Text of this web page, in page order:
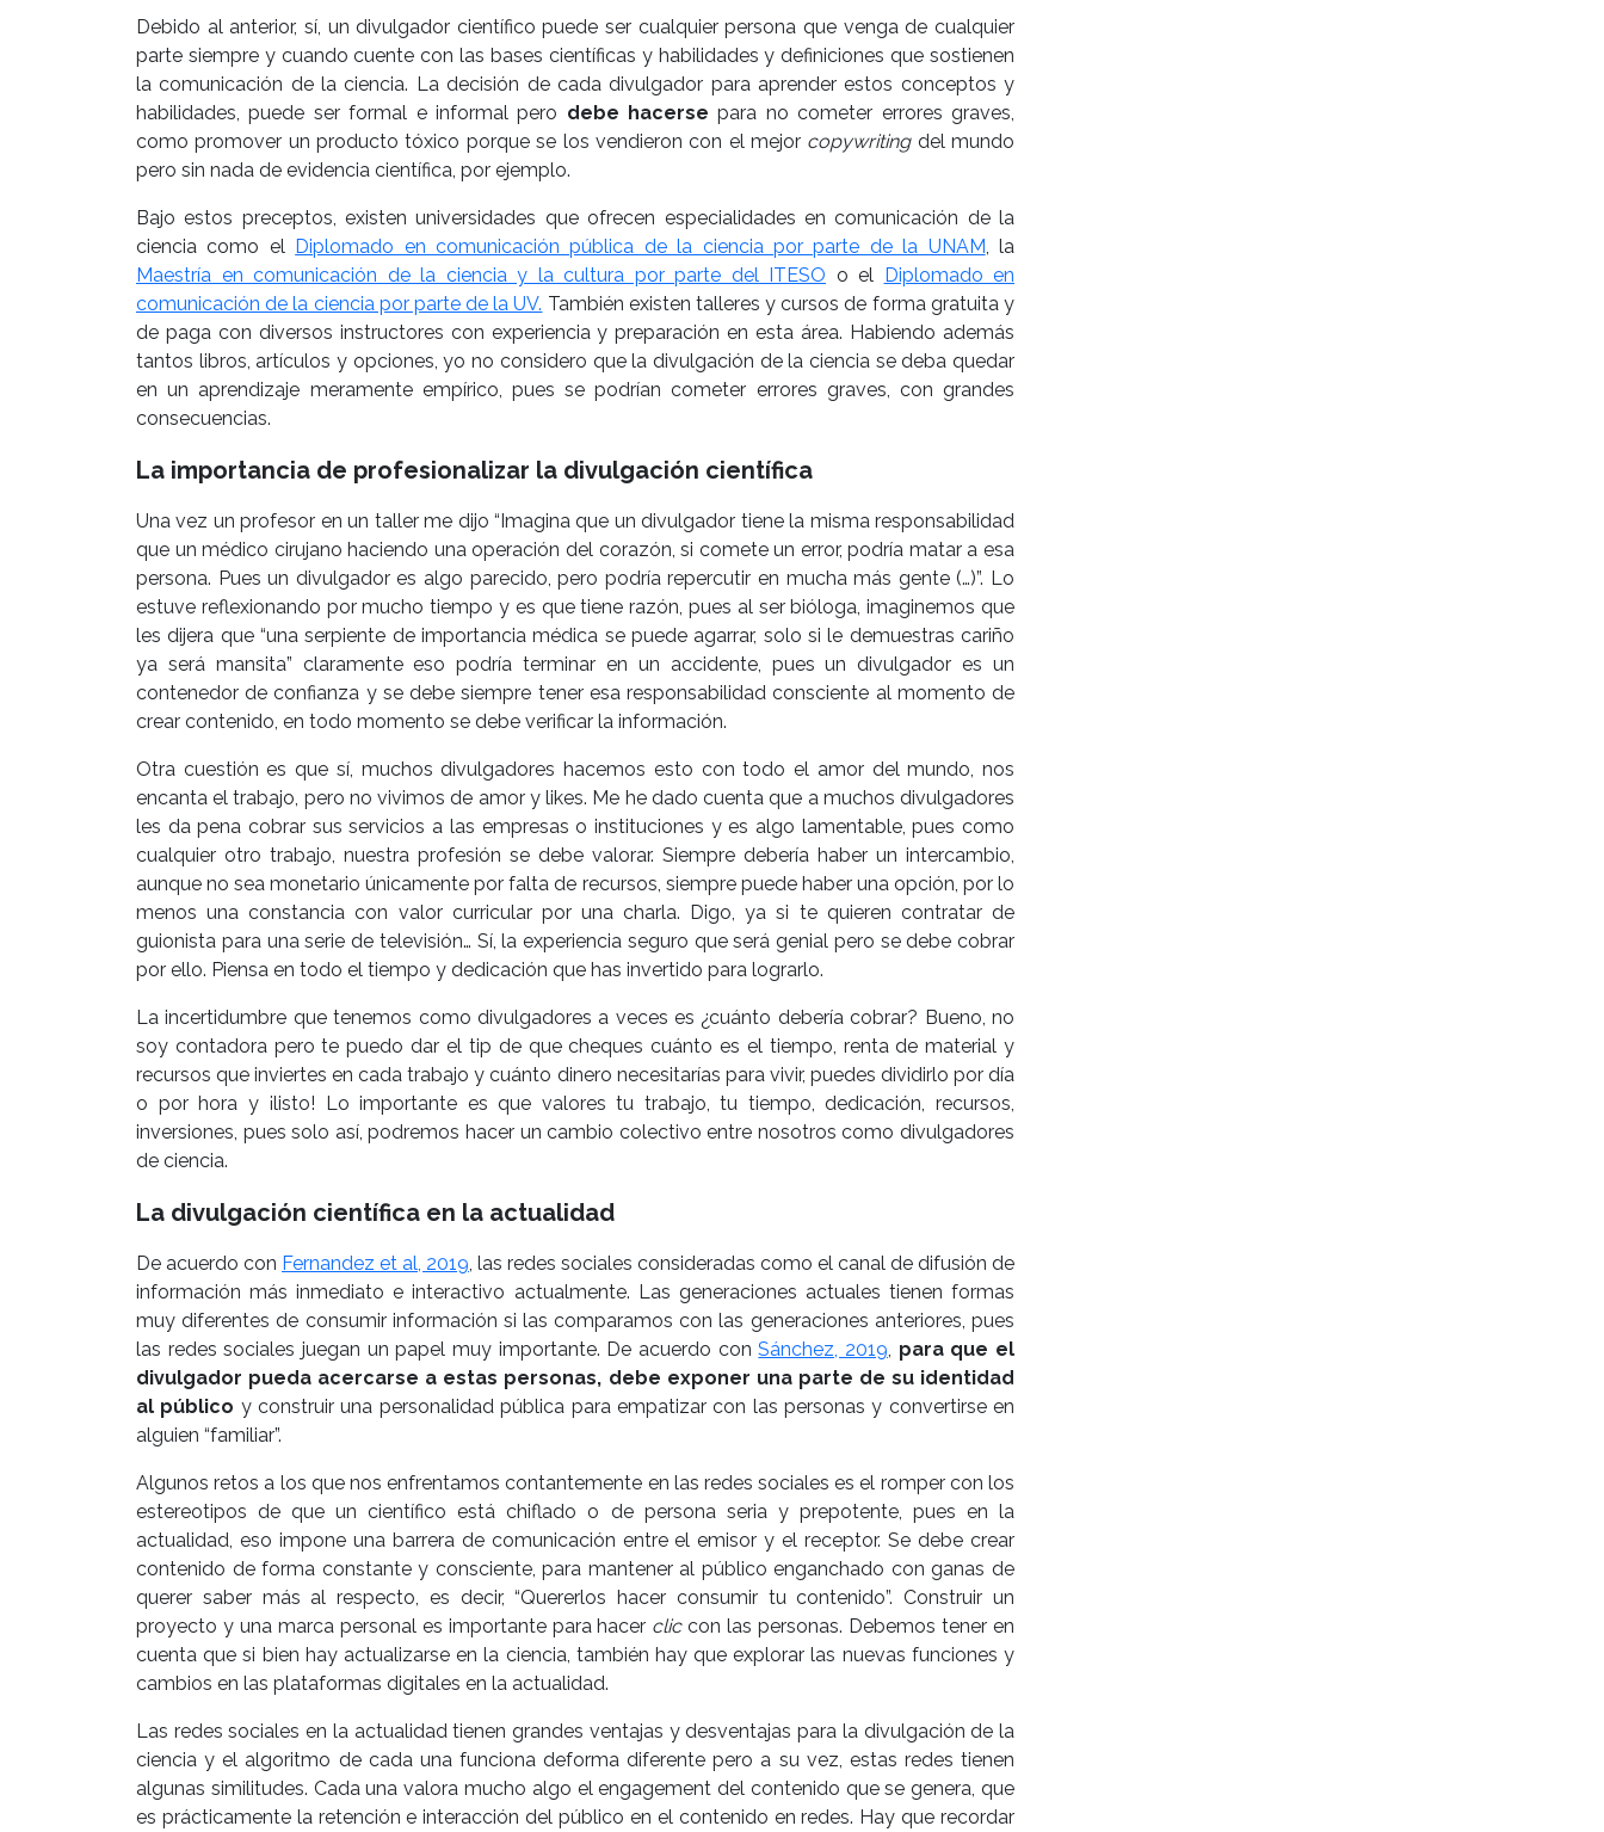
Debido al anterior, sí, un divulgador científico puede ser cualquier persona que venga de cualquier
parte siempre y cuando cuente con las bases científicas y habilidades y definiciones que sostienen
la comunicación de la ciencia. La decisión de cada divulgador para aprender estos conceptos y
habilidades, puede ser formal e informal pero debe hacerse para no cometer errores graves,
como promover un producto tóxico porque se los vendieron con el mejor copywritingdel mundo
pero sin nada de evidencia científica, por ejemplo.
Bajo estos preceptos, existen universidades que ofrecen especialidades en comunicación de la
ciencia como el Diplomado en comunicación pública de la ciencia por parte de la UNAM , la
Maestría en comunicación de la ciencia y la cultura por parte del ITESO o el Diplomado en
comunicación de la ciencia por parte de la UV. También existen talleres y cursos de forma gratuita y
de paga con diversos instructores con experiencia y preparación en esta área. Habiendo además
tantos libros, artículos y opciones, yo no considero que la divulgación de la ciencia se deba quedar
en un aprendizaje meramente empírico, pues se podrían cometer errores graves, con grandes
consecuencias.
La importancia de profesionalizar la divulgación científica
Una vez un profesor en un taller me dijo “Imagina que un divulgador tiene la misma responsabilidad
que un médico cirujano haciendo una operación del corazón, si comete un error, podría matar a esa
persona. Pues un divulgador es algo parecido, pero podría repercutir en mucha más gente (…)”. Lo
estuve reflexionando por mucho tiempo y es que tiene razón, pues al ser bióloga, imaginemos que
les dijera que “una serpiente de importancia médica se puede agarrar, solo si le demuestras cariño
ya será mansita” claramente eso podría terminar en un accidente, pues un divulgador es un
contenedor de confianza y se debe siempre tener esa responsabilidad consciente al momento de
crear contenido, en todo momento se debe verificar la información.
Otra cuestión es que sí, muchos divulgadores hacemos esto con todo el amor del mundo, nos
encanta el trabajo, pero no vivimos de amor y likes. Me he dado cuenta que a muchos divulgadores
les da pena cobrar sus servicios a las empresas o instituciones y es algo lamentable, pues como
cualquier otro trabajo, nuestra profesión se debe valorar. Siempre debería haber un intercambio,
aunque no sea monetario únicamente por falta de recursos, siempre puede haber una opción, por lo
menos una constancia con valor curricular por una charla. Digo, ya si te quieren contratar de
guionista para una serie de televisión… Sí, la experiencia seguro que será genial pero se debe cobrar
por ello. Piensa en todo el tiempo y dedicación que has invertido para lograrlo.
La incertidumbre que tenemos como divulgadores a veces es ¿cuánto debería cobrar? Bueno, no
soy contadora pero te puedo dar el tip de que cheques cuánto es el tiempo, renta de material y
recursos que inviertes en cada trabajo y cuánto dinero necesitarías para vivir, puedes dividirlo por día
o por hora y ¡listo! Lo importante es que valores tu trabajo, tu tiempo, dedicación, recursos,
inversiones, pues solo así, podremos hacer un cambio colectivo entre nosotros como divulgadores
de ciencia.
La divulgación científica en la actualidad
De acuerdo con Fernandez et al, 2019 , las redes sociales consideradas como el canal de difusión de
información más inmediato e interactivo actualmente. Las generaciones actuales tienen formas
muy diferentes de consumir información si las comparamos con las generaciones anteriores, pues
las redes sociales juegan un papel muy importante. De acuerdo conSánchez, 2019 para que el
divulgador pueda acercarse a estas personas, debe exponer una parte de su identidad
al público y construir una personalidad pública para empatizar con las personas y convertirse en
alguien “familiar”.
Algunos retos a los que nos enfrentamos contantemente en las redes sociales es el romper con los
estereotipos de que un científico está chiflado o de persona seria y prepotente, pues en la
actualidad, eso impone una barrera de comunicación entre el emisor y el receptor. Se debe crear
contenido de forma constante y consciente, para mantener al público enganchado con ganas de
querer saber más al respecto, es decir, “Quererlos hacer consumir tu contenido”. Construir un
proyecto y una marca personal es importante para hacer cliccon las personas. Debemos tener en
cuenta que si bien hay actualizarse en la ciencia, también hay que explorar las nuevas funciones y
cambios en las plataformas digitales en la actualidad.
Las redes sociales en la actualidad tienen grandes ventajas y desventajas para la divulgación de la
ciencia y el algoritmo de cada una funciona deforma diferente pero a su vez, estas redes tienen
algunas similitudes. Cada una valora mucho algo el engagement del contenido que se genera, que
es prácticamente la retención e interacción del público en el contenido en redes. Hay que recordar